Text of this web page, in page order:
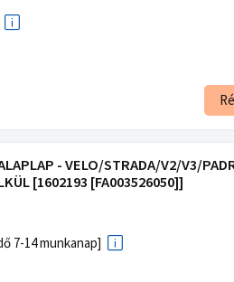
- VELO/STRADA/V2/V3/
[1602193 [FA003526050]]
7-14 munkanap]